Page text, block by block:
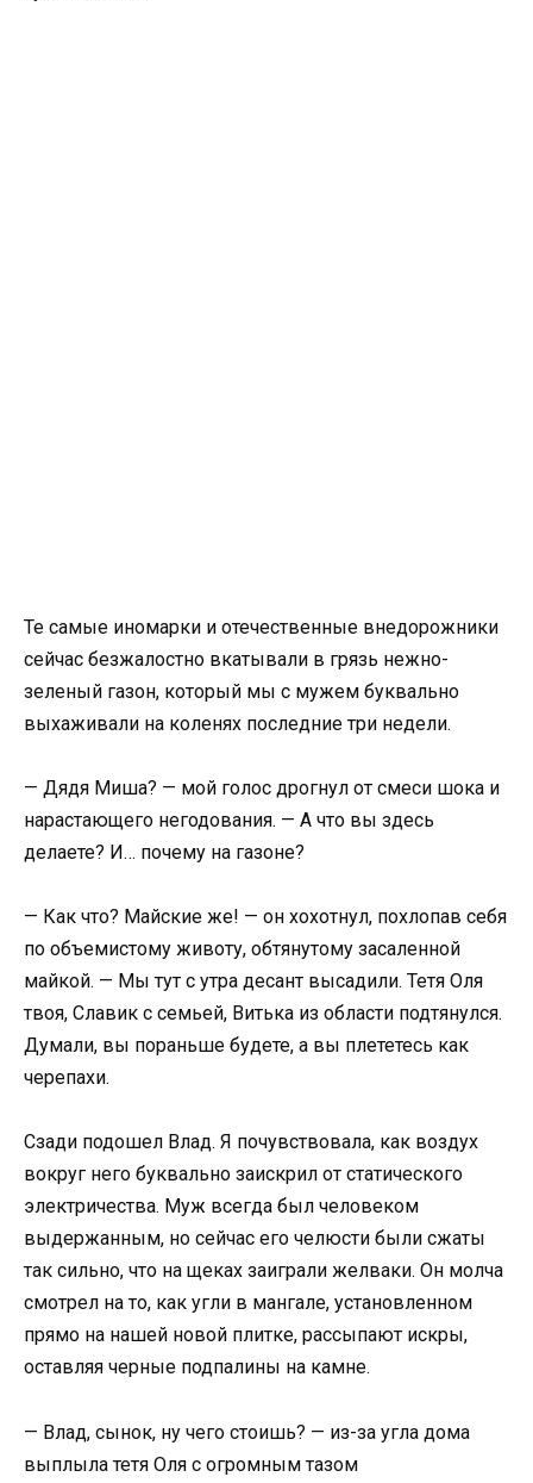
Те самые иномарки и отечественные внедорожники
сейчас безжалостно вкатывали в грязь нежно-
зеленый газон, который мы с мужем буквально
выхаживали на коленях последние три недели.
— Дядя Миша? — мой голос дрогнул от смеси шока и
нарастающего негодования. — А что вы здесь
делаете? И… почему на газоне?
— Как что? Майские же! — он хохотнул, похлопав себя
по объемистому животу, обтянутому засаленной
майкой. — Мы тут с утра десант высадили. Тетя Оля
твоя, Славик с семьей, Витька из области подтянулся.
Думали, вы пораньше будете, а вы плететесь как
черепахи.
Сзади подошел Влад. Я почувствовала, как воздух
вокруг него буквально заискрил от статического
электричества. Муж всегда был человеком
выдержанным, но сейчас его челюсти были сжаты
так сильно, что на щеках заиграли желваки. Он молча
смотрел на то, как угли в мангале, установленном
прямо на нашей новой плитке, рассыпают искры,
оставляя черные подпалины на камне.
— Влад, сынок, ну чего стоишь? — из-за угла дома
выплыла тетя Оля с огромным тазом